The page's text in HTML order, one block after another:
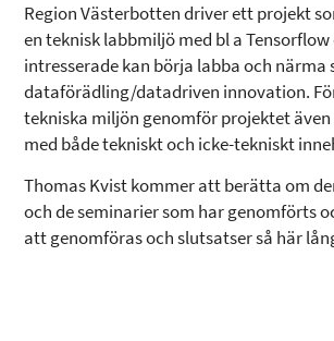
Region Västerbotten driver ett projekt
en teknisk labbmiljö med bl a
intresserade kan börja labba och närma
dataförädling/datadriven innovation.
tekniska miljön genomför projektet
med både tekniskt och icke-tekniskt
Thomas Kvist kommer att berätta om
och de seminarier som har genomförts
att genomföras och slutsatser så här